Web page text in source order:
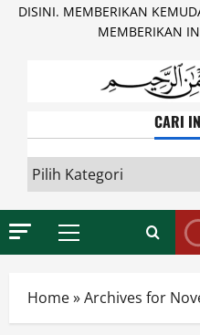
DISINI. MEMBERIKAN
MEMBERIKAN
CARI
Primary
Home»Archives for